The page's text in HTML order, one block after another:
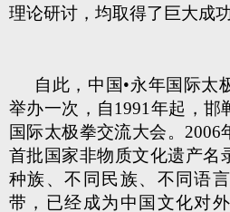
理论研讨，均取得了巨大成功
自此，中国•永年国际太
举办一次，自1991年起，邯
国际太极拳交流大会。2006
首批国家非物质文化遗产名
种族、不同民族、不同语
带，已经成为中国文化对